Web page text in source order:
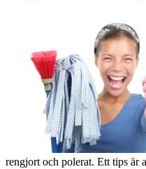
rengjort och polerat. Ett tips är